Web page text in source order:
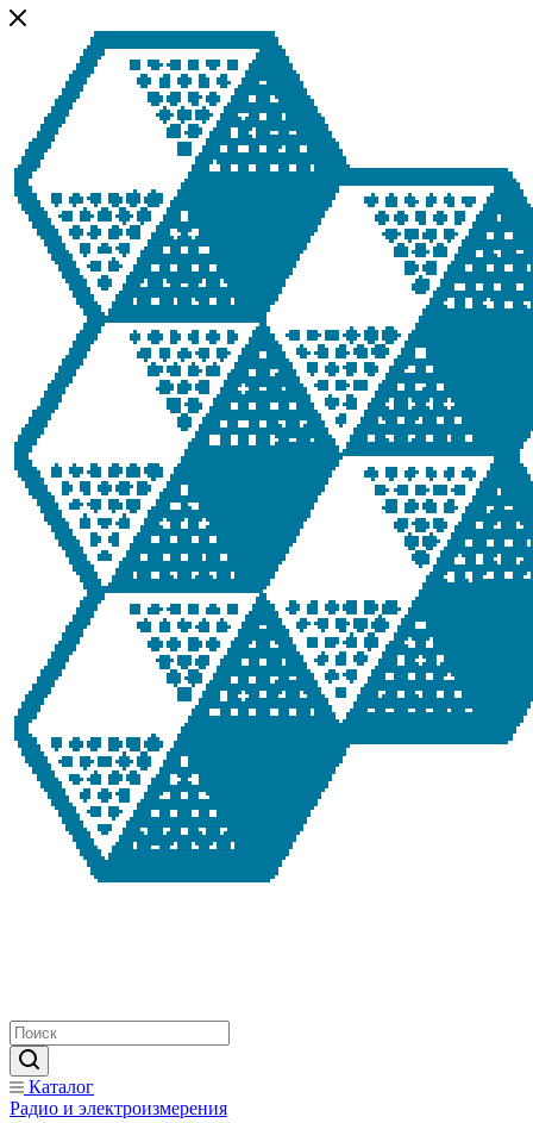
Каталог
Радио и электроизмерения